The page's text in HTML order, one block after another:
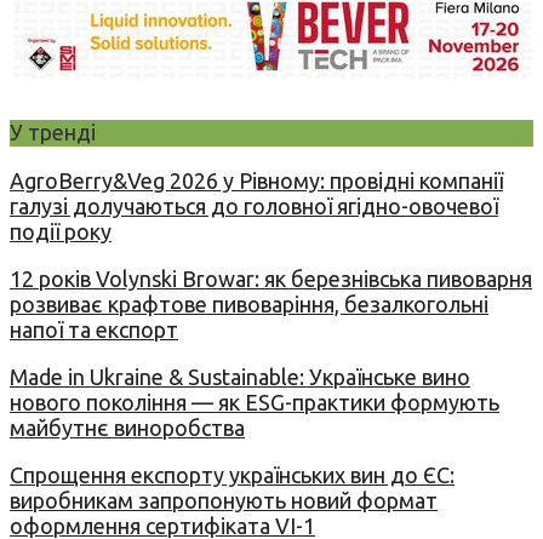
У тренді
AgroBerry&Veg 2026 у Рівному: провідні компанії
галузі долучаються до головної ягідно-овочевої
події року
12 років Volynski Browar: як березнівська пивоварня
розвиває крафтове пивоваріння, безалкогольні
напої та експорт
Made in Ukraine & Sustainable: Українське вино
нового покоління — як ESG-практики формують
майбутнє виноробства
Спрощення експорту українських вин до ЄС:
виробникам запропонують новий формат
оформлення сертифіката VI-1